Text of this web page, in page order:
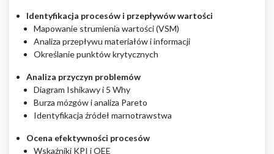
Identyfikacja procesów i przepływów wartości
Mapowanie strumienia wartości (VSM)
Analiza przepływu materiałów i informacji
Określanie punktów krytycznych
Analiza przyczyn problemów
Diagram Ishikawy i 5 Why
Burza mózgów i analiza Pareto
Identyfikacja źródeł marnotrawstwa
Ocena efektywności procesów
Wskaźniki KPI i OEE